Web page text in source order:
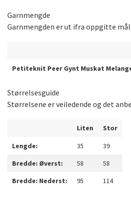
Garnmengde
Garnmengden er ut ifra oppgitte
Petiteknit Peer Gynt Muskat
Størrelsesguide
Størrelsene er veiledende og det
Liten Stor
Lengde: 35
39
Bredde: Øverst:
58
58
Bredde: Nederst:
95 114